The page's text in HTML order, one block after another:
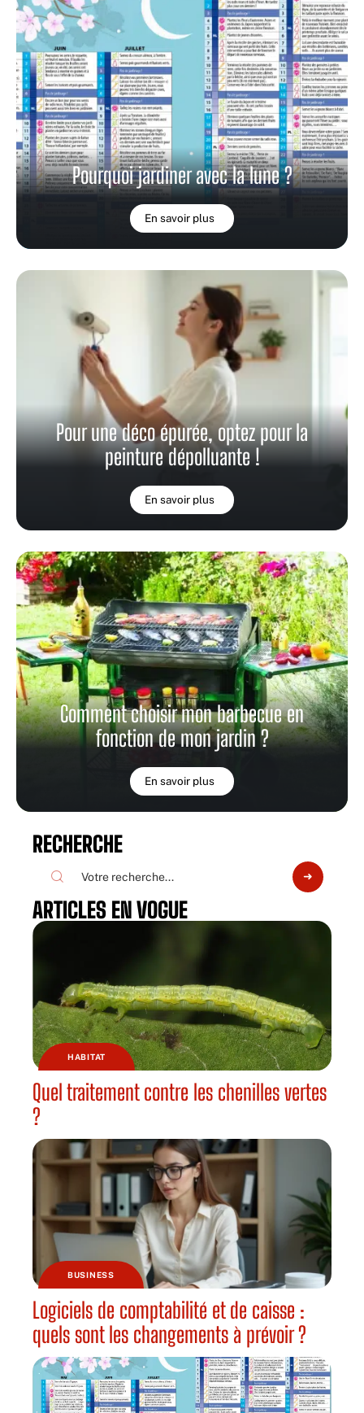
Pourquoi jardiner avec la lune ?
En savoir plus
Pour une déco épurée, optez pour la
peinture dépolluante !
En savoir plus
Comment choisir mon barbecue en
fonction de mon jardin ?
En savoir plus
RECHERCHE
ARTICLES EN VOGUE
HABITAT
Quel traitement contre les chenilles vertes
?
BUSINESS
Logiciels de comptabilité et de caisse :
quels sont les changements à prévoir ?